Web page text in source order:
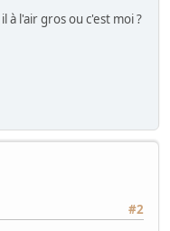
à l'air gros ou c'est moi ?
#2